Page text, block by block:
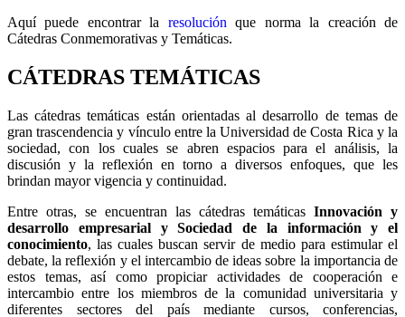
Aquí puede encontrar la resolución que norma la creación de
Cátedras Conmemorativas y Temáticas.
CÁTEDRAS TEMÁTICAS
Las cátedras temáticas están orientadas al desarrollo de temas de
gran trascendencia y vínculo entre la Universidad de Costa Rica y la
sociedad, con los cuales se abren espacios para el análisis, la
discusión y la reflexión en torno a diversos enfoques, que les
brindan mayor vigencia y continuidad.
Entre otras, se encuentran las cátedras temáticas Innovación y
desarrollo empresarial y Sociedad de la información y el
conocimiento, las cuales buscan servir de medio para estimular el
debate, la reflexión y el intercambio de ideas sobre la importancia de
estos temas, así como propiciar actividades de cooperación e
intercambio entre los miembros de la comunidad universitaria y
diferentes sectores del país mediante cursos, conferencias,